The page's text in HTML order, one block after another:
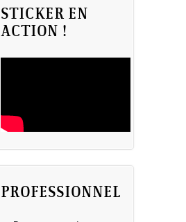
STICKER EN
ACTION !
PROFESSIONNEL